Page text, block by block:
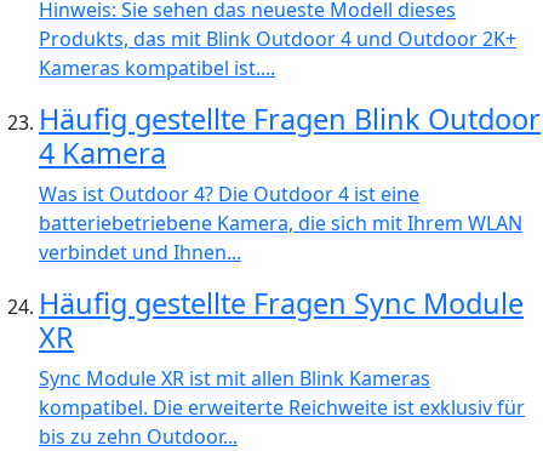
Hinweis: Sie sehen das neueste Modell dieses
Produkts, das mit Blink Outdoor 4 und Outdoor 2K+
Kameras kompatibel ist....
Häufig gestellte Fragen Blink Outdoor
4 Kamera
Was ist Outdoor 4? Die Outdoor 4 ist eine
batteriebetriebene Kamera, die sich mit Ihrem WLAN
verbindet und Ihnen...
Häufig gestellte Fragen Sync Module
XR
Sync Module XR ist mit allen Blink Kameras
kompatibel. Die erweiterte Reichweite ist exklusiv für
bis zu zehn Outdoor...